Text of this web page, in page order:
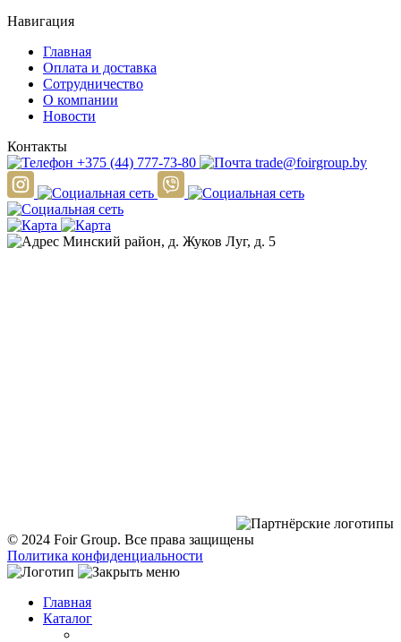
Навигация
Главная
Оплата и доставка
Сотрудничество
О компании
Новости
Контакты
+375 (44) 777-73-80
trade@foirgroup.by
Минский район, д. Жуков Луг, д. 5
© 2024 Foir Group. Все права защищены
Политика конфиденциальности
Главная
Каталог